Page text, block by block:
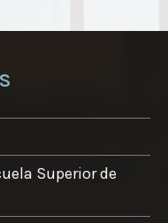
Superior de